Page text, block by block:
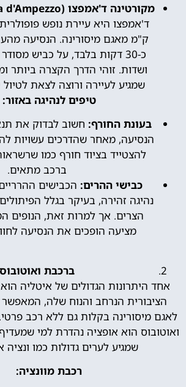
מקורטינה ד'אמפצו (Cortina d'Ampezzo):
ק"מ מאגם מיסורינה. הנסיעה
כ-30 דקות בלבד, על כביש
ושדות. זוהי הדרך הקצרה ביותר
שמגיע לעיירה ורוצה לצאת
טיפים לנהיגה באזור:
בעונת החורף: חשוב לבדוק את
הנסיעה, מאחר שהדרכים עשויות
להצטייד בציוד חורף כמו
ברכב מתאים.
כבישי ההרים: הכבישים
נהיגה זהירה, בעיקר בגלל
הצרים. אך למרות זאת, הנופים
מציעה הופכים את הנסיעה
ברכבת ואוטובוס
אחד היתרונות הגדולים של איטליה
הציבורית הנרחב והנוח שלה,
לאגם מיסורינה בקלות גם ללא רכב
ואוטובוס הוא אופציה נהדרת למי
שמגיע לערים גדולות כמו ונציה
רכבת מוונציה: